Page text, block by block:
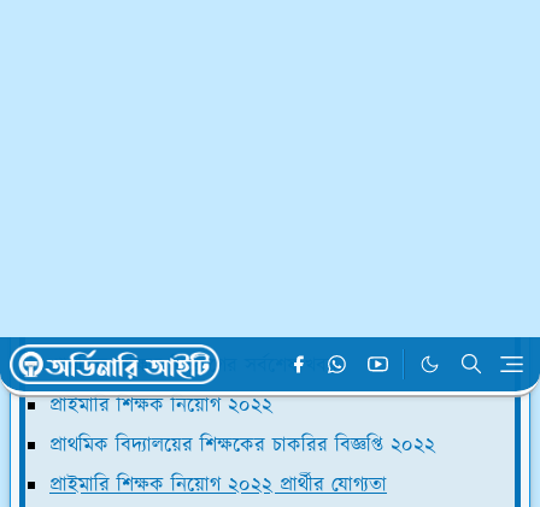
প্রাথমিক শিক্ষক নিয়োগের সর্বশেষ খবর
প্রাইমারি শিক্ষক নিয়োগ ২০২২
প্রাথমিক বিদ্যালয়ের শিক্ষকের চাকরির বিজ্ঞপ্তি ২০২২
প্রাইমারি শিক্ষক নিয়োগ ২০২২ প্রার্থীর যোগ্যতা